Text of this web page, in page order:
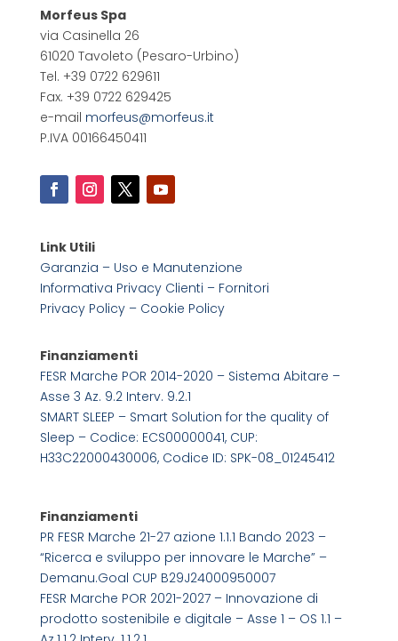
Morfeus Spa
via Casinella 26
61020 Tavoleto (Pesaro-Urbino)
Tel. +39 0722 629611
Fax. +39 0722 629425
e-mail morfeus@morfeus.it
P.IVA 00166450411
Link Utili
Garanzia – Uso e Manutenzione
Informativa Privacy Clienti – Fornitori
Privacy Policy – Cookie Policy
Finanziamenti
FESR Marche POR 2014-2020 – Sistema Abitare –
Asse 3 Az. 9.2 Interv. 9.2.1
SMART SLEEP – Smart Solution for the quality of
Sleep – Codice: ECS00000041, CUP:
H33C22000430006, Codice ID: SPK-08_01245412
Finanziamenti
PR FESR Marche 21-27 azione 1.1.1 Bando 2023 –
“Ricerca e sviluppo per innovare le Marche” –
Demanu.Goal CUP B29J24000950007
FESR Marche POR 2021-2027 – Innovazione di
prodotto sostenibile e digitale – Asse 1 – OS 1.1 –